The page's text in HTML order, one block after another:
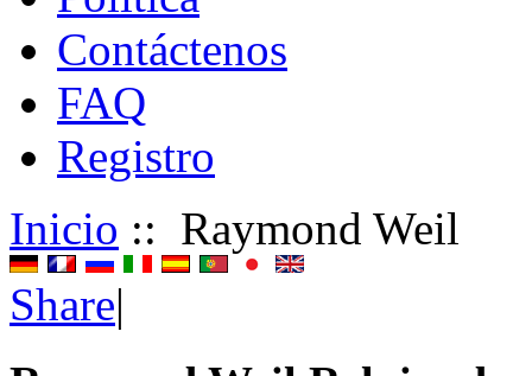
Contáctenos
FAQ
Registro
Inicio :: Raymond Weil
Share|